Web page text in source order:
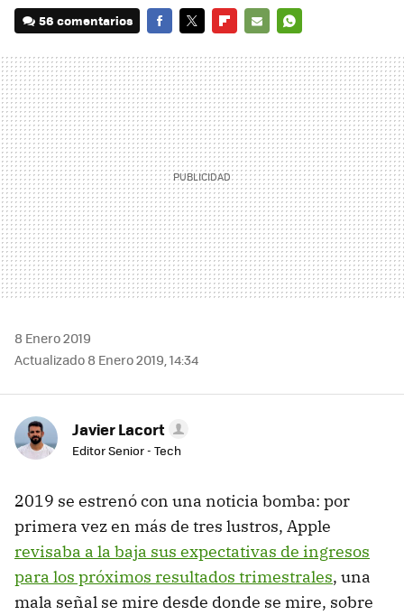
56 comentarios
MAIL
8 Enero 2019
Actualizado 8 Enero 2019, 14:34
Javier Lacort
Editor Senior - Tech
2019 se estrenó con una noticia bomba: por
primera vez en más de tres lustros, Apple
revisaba a la baja sus expectativas de ingresos
para los próximos resultados trimestrales, una
mala señal se mire desde donde se mire, sobre